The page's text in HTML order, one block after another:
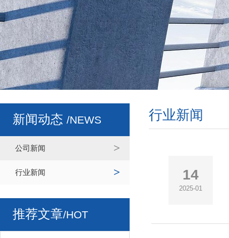
新闻动态 /NEWS
公司新闻
行业新闻
推荐文章/HOT
行业新闻
14
2025-01